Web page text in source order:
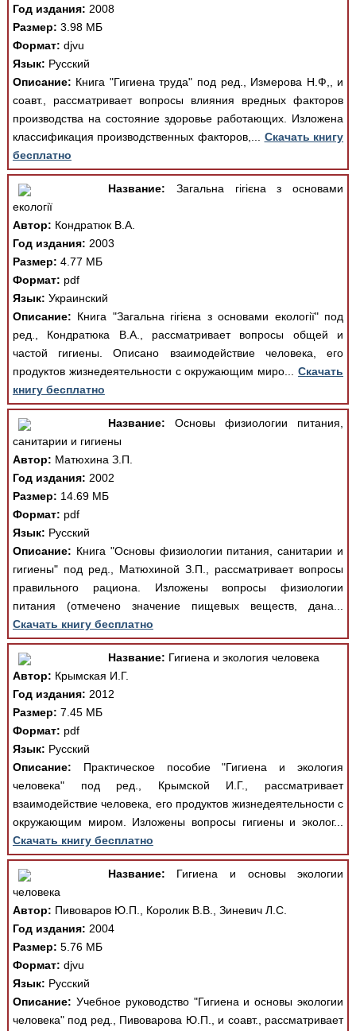
Год издания: 2008
Размер: 3.98 МБ
Формат: djvu
Язык: Русский
Описание: Книга "Гигиена труда" под ред., Измерова Н.Ф,, и
соавт., рассматривает вопросы влияния вредных факторов
производства на состояние здоровье работающих. Изложена
классификация производственных факторов,... Скачать книгу
бесплатно
Название: Загальна гігієна з основами
екології
Автор: Кондратюк В.А.
Год издания: 2003
Размер: 4.77 МБ
Формат: pdf
Язык: Украинский
Описание: Книга "Загальна гігієна з основами екології" под
ред., Кондратюка В.А., рассматривает вопросы общей и
частой гигиены. Описано взаимодействие человека, его
продуктов жизнедеятельности с окружающим миро...Скачать
книгу бесплатно
Название: Основы физиологии питания,
санитарии и гигиены
Автор: Матюхина З.П.
Год издания: 2002
Размер: 14.69 МБ
Формат: pdf
Язык: Русский
Описание: Книга "Основы физиологии питания, санитарии и
гигиены" под ред., Матюхиной З.П., рассматривает вопросы
правильного рациона. Изложены вопросы физиологии
питания (отмечено значение пищевых веществ, дана...
Скачать книгу бесплатно
Название: Гигиена и экология человека
Автор: Крымская И.Г.
Год издания: 2012
Размер: 7.45 МБ
Формат: pdf
Язык: Русский
Описание: Практическое пособие "Гигиена и экология
человека" под ред., Крымской И.Г., рассматривает
взаимодействие человека, его продуктов жизнедеятельности с
окружающим миром. Изложены вопросы гигиены и эколог...
Скачать книгу бесплатно
Название: Гигиена и основы экологии
человека
Автор: Пивоваров Ю.П., Королик В.В., Зиневич Л.С.
Год издания: 2004
Размер: 5.76 МБ
Формат: djvu
Язык: Русский
Описание: Учебное руководство "Гигиена и основы экологии
человека" под ред., Пивоварова Ю.П., и соавт., рассматривает